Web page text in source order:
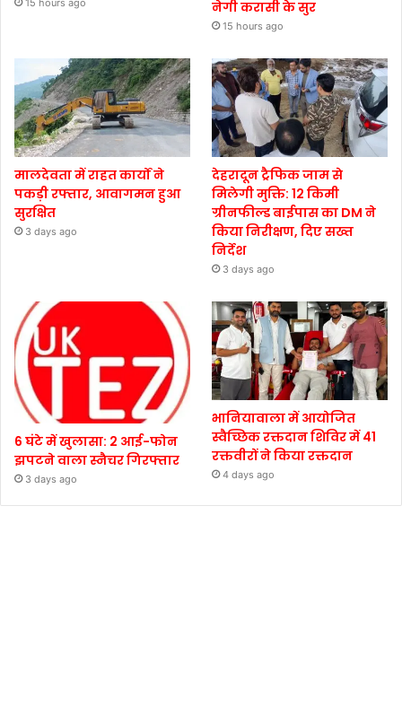
15 hours ago नेगी करासी के सुर
15 hours ago
मालदेवता में राहत कार्यों ने
पकड़ी रफ्तार, आवागमन हुआ
सुरक्षित
3 days ago
देहरादून ट्रैफिक जाम से
मिलेगी मुक्ति: 12 किमी
ग्रीनफील्ड बाईपास का DM ने
किया निरीक्षण, दिए सख्त
निर्देश
3 days ago
6 घंटे में खुलासा: 2 आई-फोन
झपटने वाला स्नैचर गिरफ्तार
3 days ago
भानियावाला में आयोजित
स्वैच्छिक रक्तदान शिविर में 41
रक्तवीरों ने किया रक्तदान
4 days ago